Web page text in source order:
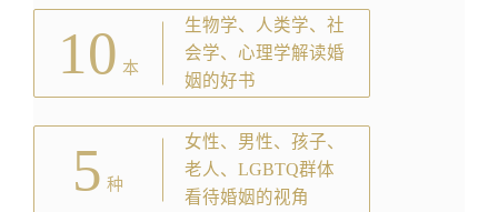
10 本
生物学、人类学、社
会学、心理学解读婚
姻的好书
5 种
女性、男性、孩子、
老人、LGBTQ群体
看待婚姻的视角